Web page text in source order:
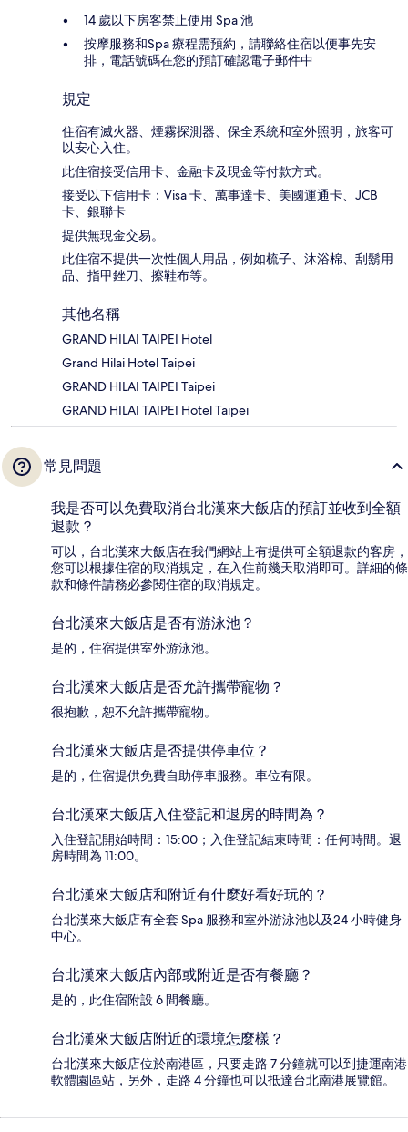
14 歲以下房客禁止使用 Spa 池
按摩服務和Spa 療程需預約，請聯絡住宿以便事先安
排，電話號碼在您的預訂確認電子郵件中
規定
住宿有滅火器、煙霧探測器、保全系統和室外照明，旅客可
以安心入住。
此住宿接受信用卡、金融卡及現金等付款方式。
接受以下信用卡：Visa 卡、萬事達卡、美國運通卡、JCB
卡、銀聯卡
提供無現金交易。
此住宿不提供一次性個人用品，例如梳子、沐浴棉、刮鬍用
品、指甲銼刀、擦鞋布等。
其他名稱
GRAND HILAI TAIPEI Hotel
Grand Hilai Hotel Taipei
GRAND HILAI TAIPEI Taipei
GRAND HILAI TAIPEI Hotel Taipei
常見問題
我是否可以免費取消台北漢來大飯店的預訂並收到全額
退款？
可以，台北漢來大飯店在我們網站上有提供可全額退款的客房，
您可以根據住宿的取消規定，在入住前幾天取消即可。詳細的條
款和條件請務必參閱住宿的取消規定。
台北漢來大飯店是否有游泳池？
是的，住宿提供室外游泳池。
台北漢來大飯店是否允許攜帶寵物？
很抱歉，恕不允許攜帶寵物。
台北漢來大飯店是否提供停車位？
是的，住宿提供免費自助停車服務。車位有限。
台北漢來大飯店入住登記和退房的時間為？
入住登記開始時間：15:00；入住登記結束時間：任何時間。退
房時間為 11:00。
台北漢來大飯店和附近有什麼好看好玩的？
台北漢來大飯店有全套 Spa 服務和室外游泳池以及24 小時健身
中心。
台北漢來大飯店內部或附近是否有餐廳？
是的，此住宿附設 6 間餐廳。
台北漢來大飯店附近的環境怎麼樣？
台北漢來大飯店位於南港區，只要走路 7 分鐘就可以到捷運南港
軟體園區站，另外，走路 4 分鐘也可以抵達台北南港展覽館。